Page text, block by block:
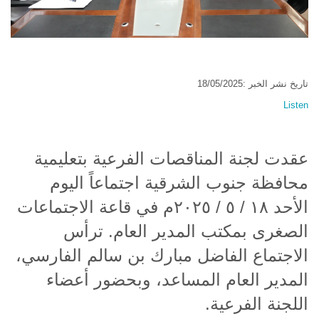
تاريخ نشر الخبر :18/05/2025
Listen
عقدت لجنة المناقصات الفرعية بتعليمية
محافظة جنوب الشرقية اجتماعاً اليوم
الأحد ١٨ / ٥ / ٢٠٢٥م في قاعة الاجتماعات
الصغرى بمكتب المدير العام. ترأس
الاجتماع الفاضل مبارك بن سالم الفارسي،
المدير العام المساعد، وبحضور أعضاء
اللجنة الفرعية.